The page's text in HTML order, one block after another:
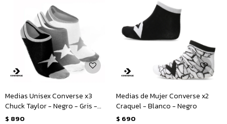
Medias Unisex Converse x3
Chuck Taylor - Negro - Gris -
Blanco
$ 890
Medias de Mujer Converse x2
Craquel - Blanco - Negro
$ 690